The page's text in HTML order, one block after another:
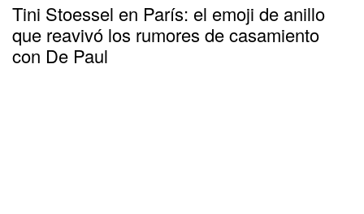
Tini Stoessel en París: el emoji de anillo
que reavivó los rumores de casamiento
con De Paul